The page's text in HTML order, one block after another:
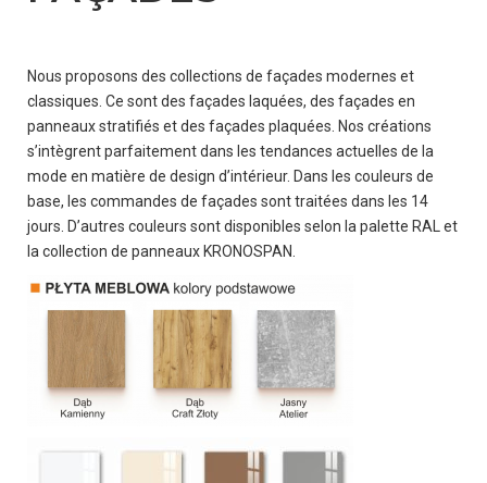
ACHETER?
COOPÉRATION
CONTACT
POLSKI
POLONAIS
Nous proposons des collections de façades modernes et
classiques. Ce sont des façades laquées, des façades en
panneaux stratifiés et des façades plaquées. Nos créations
s’intègrent parfaitement dans les tendances actuelles de la
mode en matière de design d’intérieur. Dans les couleurs de
base, les commandes de façades sont traitées dans les 14
jours. D’autres couleurs sont disponibles selon la palette RAL et
la collection de panneaux KRONOSPAN.